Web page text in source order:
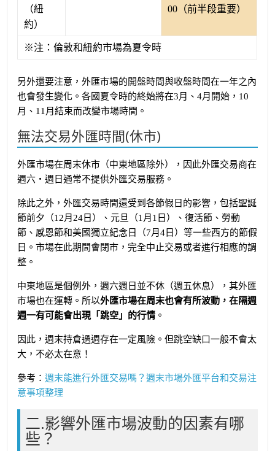
（紐
約）
00（前半段重要）
※注：倫敦和紐約市場為夏令時
另外還要注意，外匯市場的開盤時間與收盤時間在一年之內
也會發生變化。各國夏令時的終始將在3月、4月開始，10
月、11月結束而改變市場時間。
無法交易外匯時間(休市)
外匯市場在周末休市（中東地區除外），因此外匯交易商在
週六・週日通常不提供外匯交易服務。
除此之外，外匯交易時間還受到各節假日的影響，包括聖誕
節前夕（12月24日）、元旦（1月1日）、復活節、勞動
節、感恩節和美國獨立紀念日（7月4日）等一些西方的節假
日。市場在此期間會閉市，完全中止交易或者進行相應的調
整。
中東地區是個例外，週六週日並不休（週五休息），其外匯
市場也在運轉。所以外匯市場在周末也會有所波動，在隔週
週一有可能會出現「跳空」的行情 。
因此，週末持倉過週存在一定風險。但跳空缺口一般不會太
大，不必太在意！
參考：週末能進行外匯交易嗎？週末市場外匯平台和交易注
意事項整理
二.影響外匯市場波動的因素有哪
些？